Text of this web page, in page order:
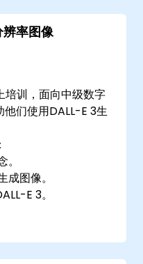
关的最佳实践。
辨率图像
培训，面向中级数字
们使用DALL-E 3生
图像。
E 3。